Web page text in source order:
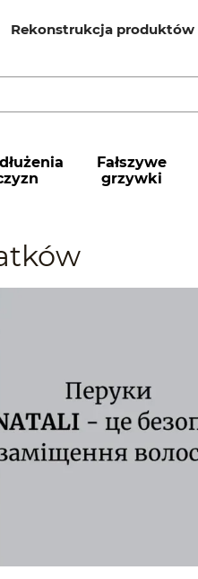
Rekonstrukcja produktów
Fałszywe
grzywki